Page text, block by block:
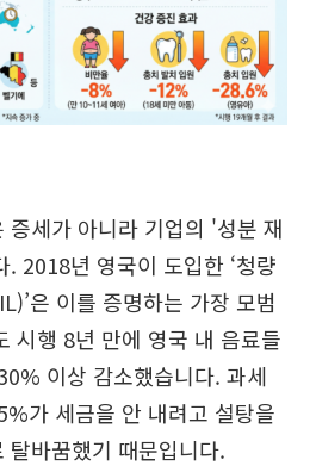
증세가 아니라 기업의 '성분 재
2018년 영국이 도입한 ‘청량
은 이를 증명하는 가장 모범
시행 8년 만에 영국 내 음료들
이상 감소했습니다. 과세
가 세금을 안 내려고 설탕을
탈바꿈했기 때문입니다.